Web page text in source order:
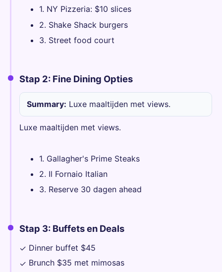
1. NY Pizzeria: $10 slices
2. Shake Shack burgers
3. Street food court
Stap 2: Fine Dining Opties
Summary: Luxe maaltijden met views.
Luxe maaltijden met views.
1. Gallagher's Prime Steaks
2. Il Fornaio Italian
3. Reserve 30 dagen ahead
Stap 3: Buffets en Deals
✓ Dinner buffet $45
✓ Brunch $35 met mimosas